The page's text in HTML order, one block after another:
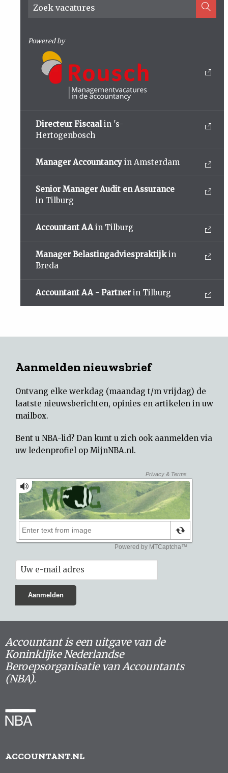
Powered by
Directeur Fiscaalin 's-
Hertogenbosch
Manager Accountancy in Amsterdam
Senior Manager Audit en Assurance
in Tilburg
Accountant AA in Tilburg
Manager Belastingadviespraktijkin
Breda
Accountant AA - Partner in Tilburg
Aanmelden nieuwsbrief
Ontvang elke werkdag (maandag t/m vrijdag) de
laatste nieuwsberichten, opinies en artikelen in uw
mailbox.
Bent u NBA-lid? Dan kunt u zich ook aanmelden via
uw ledenprofiel op MijnNBA.nl.
Accountant is een uitgave van de
Koninklijke Nederlandse
Beroepsorganisatie van Accountants
(NBA).
ACCOUNTANT.NL